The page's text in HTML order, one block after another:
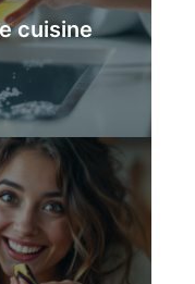
cuisine